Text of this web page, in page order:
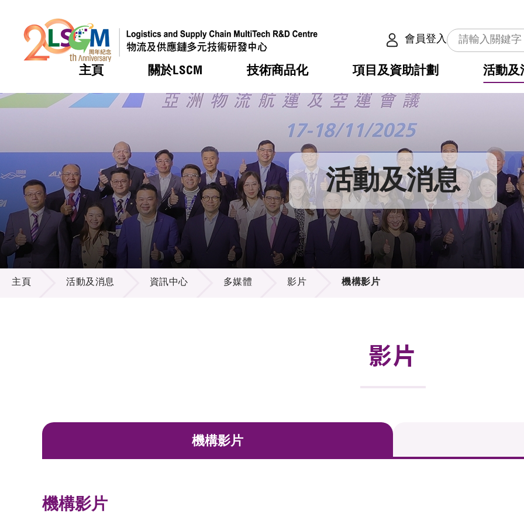
會員登入
主頁 關於LSCM
熱門 機構簡介
組織架構
組織架構
董事局
研究顧問
招標通告
技術商品化
熱門 服務
可獲授權之技術
應用於公共服務之創新技術
重點項目
項目及資助計劃
熱門 合作計劃
資助計劃
資助計劃
稅務優惠
申請
評審
徵求研發項目計劃書
項目資料庫
活動及
熱門 活動
獎項
新聞中心
媒體報導
新聞稿
資訊中心
多媒體
出版刊物
熱門 會籍及服務
會員列表
會員登入 活動及消息
活動及消息
主頁 活動及消息 資訊中心 多媒體 影片 機構影片
影片
機構影片
機構影片